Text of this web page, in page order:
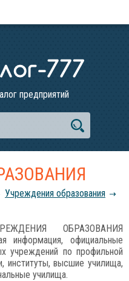
предприятий
Учреждения образования
ОБРАЗОВАНИЯ
информация, официальные
учреждений по профильной
институты, высшие училища,
училища.